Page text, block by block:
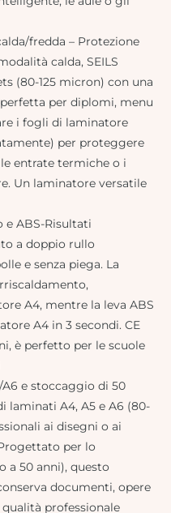
fredda – Protezione
calda, SEILS
(80-125 micron) con una
per diplomi, menu
i fogli di laminatore
per proteggere
entrate termiche o i
Un laminatore versatile
e ABS-Risultati
a doppio rullo
e senza piega. La
A4, mentre la leva ABS
A4 in 3 secondi. CE
è perfetto per le scuole
e stoccaggio di 50
laminati A4, A5 e A6 (80-
ai disegni o ai
per lo
a 50 anni), questo
documenti, opere
professionale